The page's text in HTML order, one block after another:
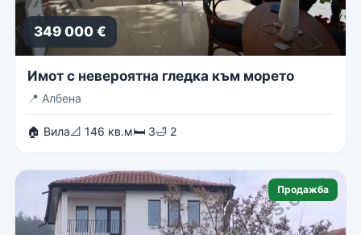
349 000 €
Имот с невероятна гледка към морето
📍 Албена
🏠 Вила📐 146 кв.м🛏 3🛁 2
Продажба